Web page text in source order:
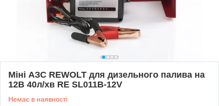
Міні АЗС REWOLT для дизельного палива на
12В 40л/хв RE SL011B-12V
Немає в наявності